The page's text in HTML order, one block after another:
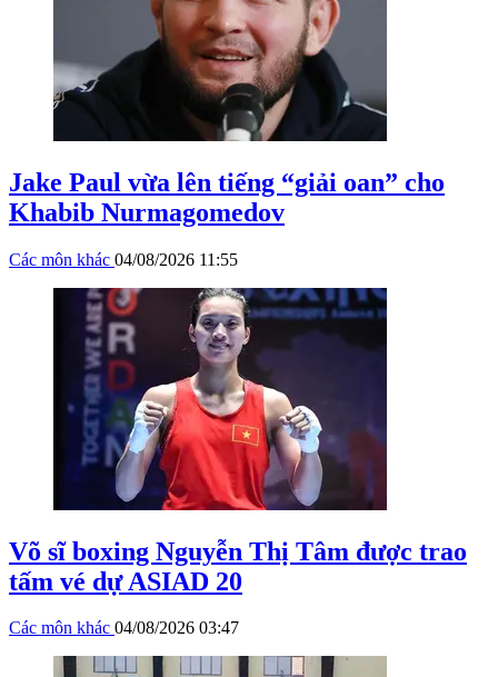
Jake Paul vừa lên tiếng “giải oan” cho
Khabib Nurmagomedov
Các môn khác 04/08/2026 11:55
Võ sĩ boxing Nguyễn Thị Tâm được trao
tấm vé dự ASIAD 20
Các môn khác 04/08/2026 03:47